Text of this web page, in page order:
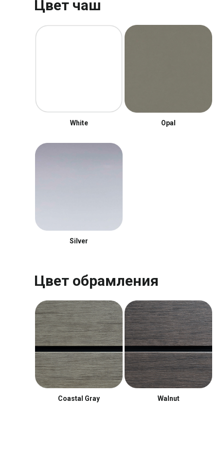
Цвет чаш
White Opal
Silver
Цвет обрамления
Coastal Gray Walnut